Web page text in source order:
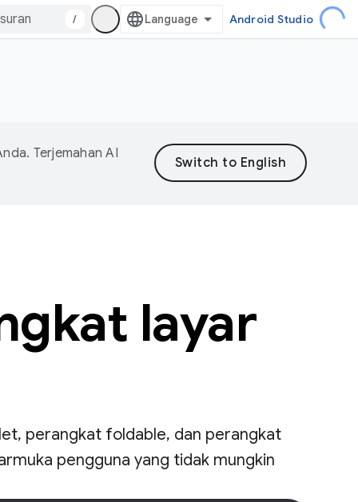
/ Android Studio
Terjemahan AI
layar
perangkat foldable, dan perangkat
pengguna yang tidak mungkin